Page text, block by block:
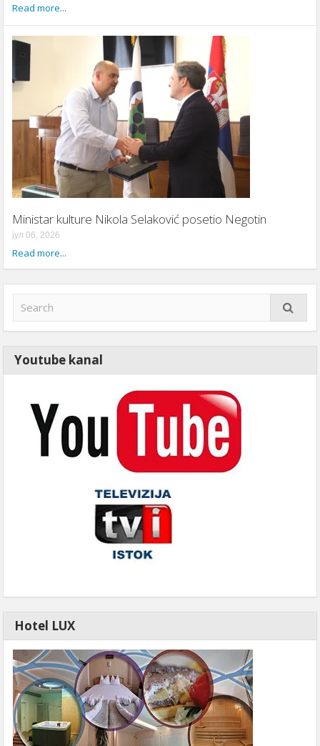
Read more...
Ministar kulture Nikola Selaković posetio Negotin
јул 06, 2026
Read more...
Youtube kanal
Hotel LUX